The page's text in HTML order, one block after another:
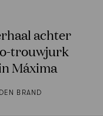
achter
trouwjurk
Máxima
BRAND